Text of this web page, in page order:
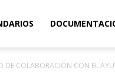
DE COLABORACIÓN CON EL